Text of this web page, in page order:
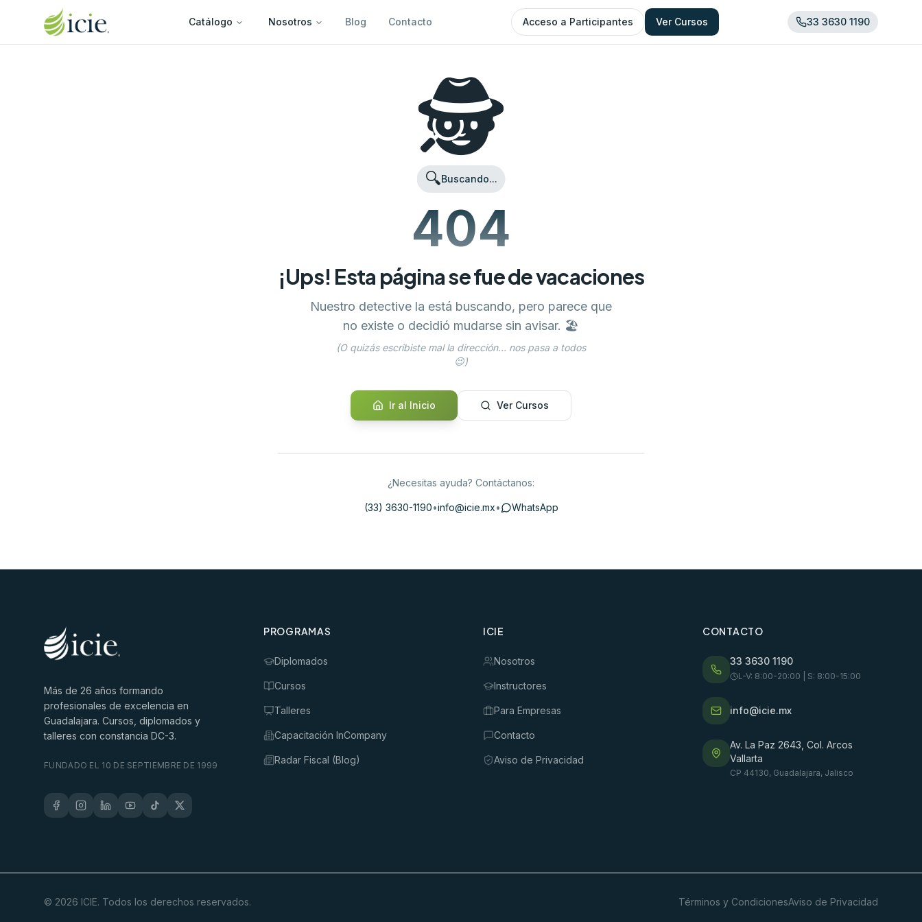
Catálogo Nosotros Blog Contacto Acceso a Participantes Ver Cursos 33 3630 1190
🕵️
🔍Buscando...
404
¡Ups! Esta página se fue de vacaciones
Nuestro detective la está buscando, pero parece que
no existe o decidió mudarse sin avisar. 🏖️
(O quizás escribiste mal la dirección... nos pasa a todos
😉)
Ir al Inicio Ver Cursos
¿Necesitas ayuda? Contáctanos:
(33) 3630-1190•info@icie.mx• WhatsApp
Más de 26 años formando
profesionales de excelencia en
Guadalajara. Cursos, diplomados y
talleres con constancia DC-3.
FUNDADO EL 10 DE SEPTIEMBRE DE 1999
PROGRAMAS
Diplomados
Cursos
Talleres
Capacitación InCompany
Radar Fiscal (Blog)
ICIE
Nosotros
Instructores
Para Empresas
Contacto
Aviso de Privacidad
CONTACTO
33 3630 1190
L-V: 8:00-20:00 | S: 8:00-15:00
info@icie.mx
Av. La Paz 2643, Col. Arcos
Vallarta
CP 44130, Guadalajara, Jalisco
© 2026 ICIE. Todos los derechos reservados. Términos y CondicionesAviso de Privacidad